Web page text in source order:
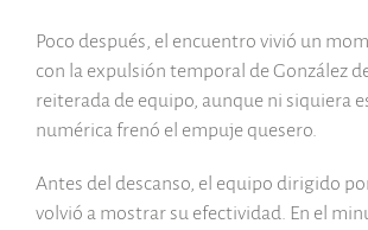
Poco después, el encuentro vivió un
con la expulsión temporal de González
reiterada de equipo, aunque ni siquiera
numérica frenó el empuje quesero.
Antes del descanso, el equipo dirigido
volvió a mostrar su efectividad. En el